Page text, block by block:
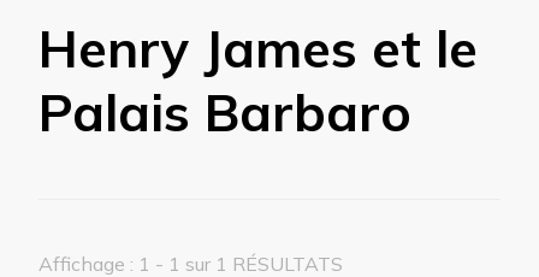
Henry James et le
Palais Barbaro
Affichage : 1 - 1 sur 1 RÉSULTATS